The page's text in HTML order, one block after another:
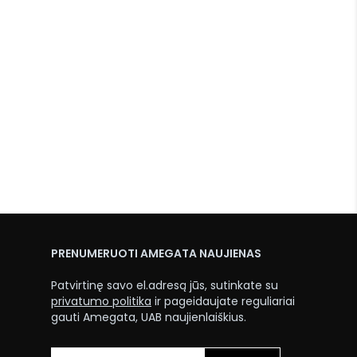
PRENUMERUOTI AMEGATA NAUJIENAS
Patvirtinę savo el.adresą jūs, sutinkate su
privatumo politika ir pageidaujate reguliariai
gauti Amegata, UAB naujienlaiškius.